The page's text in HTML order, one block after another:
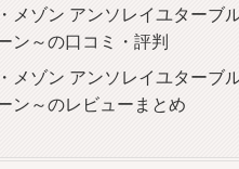
メゾン アンソレイユターブ
ン～の口コミ・評判
メゾン アンソレイユターブ
ン～のレビューまとめ